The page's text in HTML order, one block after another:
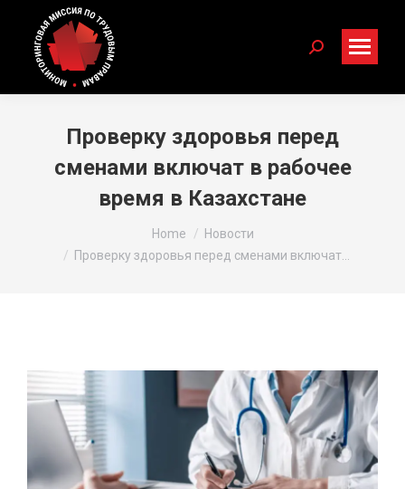
Search:
Проверку здоровья перед
сменами включат в рабочее
время в Казахстане
Home
Новости
Проверку здоровья перед сменами включат…